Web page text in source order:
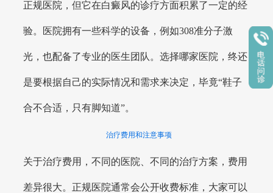
正规医院，但它在白癜风的诊疗方面积累了一定的经
验。医院拥有一些科学的设备，例如308准分子激
光，也配备了专业的医生团队。选择哪家医院，终还
是要根据自己的实际情况和需求来决定，毕竟“鞋子
合不合适，只有脚知道”。
治疗费用和注意事项
关于治疗费用，不同的医院、不同的治疗方案，费用
差异很大。正规医院通常会公开收费标准，大家可以